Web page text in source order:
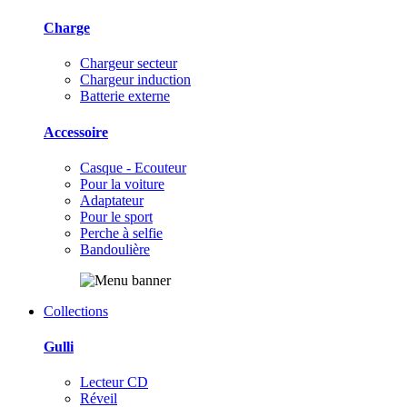
Charge
Chargeur secteur
Chargeur induction
Batterie externe
Accessoire
Casque - Ecouteur
Pour la voiture
Adaptateur
Pour le sport
Perche à selfie
Bandoulière
Collections
Gulli
Lecteur CD
Réveil